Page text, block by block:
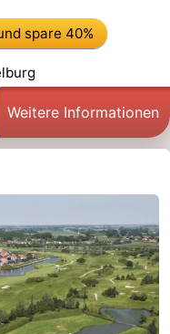
spare 40%
Weitere Informationen